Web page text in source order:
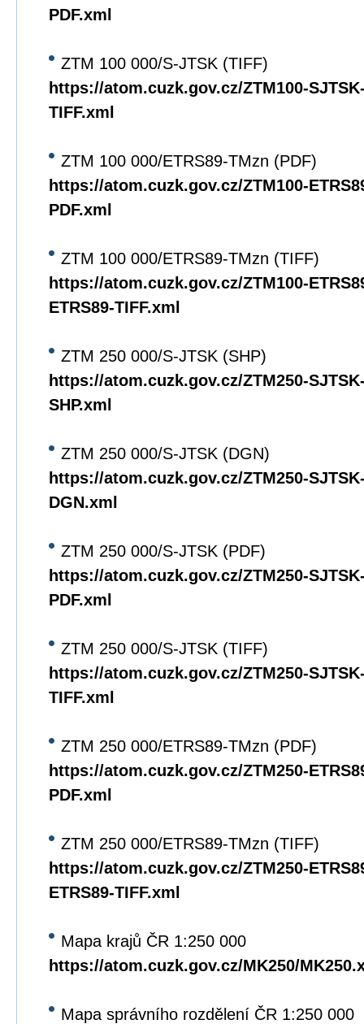
PDF.xml
ZTM 100 000/S-JTSK (TIFF)
https://atom.cuzk.gov.cz/ZTM100-
TIFF.xml
ZTM 100 000/ETRS89-TMzn (PDF)
https://atom.cuzk.gov.cz/ZTM100-
PDF.xml
ZTM 100 000/ETRS89-TMzn (TIFF)
https://atom.cuzk.gov.cz/ZTM100-
ETRS89-TIFF.xml
ZTM 250 000/S-JTSK (SHP)
https://atom.cuzk.gov.cz/ZTM250-
SHP.xml
ZTM 250 000/S-JTSK (DGN)
https://atom.cuzk.gov.cz/ZTM250-
DGN.xml
ZTM 250 000/S-JTSK (PDF)
https://atom.cuzk.gov.cz/ZTM250-
PDF.xml
ZTM 250 000/S-JTSK (TIFF)
https://atom.cuzk.gov.cz/ZTM250-
TIFF.xml
ZTM 250 000/ETRS89-TMzn (PDF)
https://atom.cuzk.gov.cz/ZTM250-
PDF.xml
ZTM 250 000/ETRS89-TMzn (TIFF)
https://atom.cuzk.gov.cz/ZTM250-
ETRS89-TIFF.xml
Mapa krajů ČR 1:250 000
https://atom.cuzk.gov.cz/MK250/
Mapa správního rozdělení ČR 1:250 000